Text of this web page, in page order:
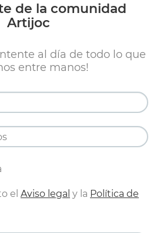
de la comunidad
Artijoc
al día de todo lo que
entre manos!
el Aviso legal y la Política de